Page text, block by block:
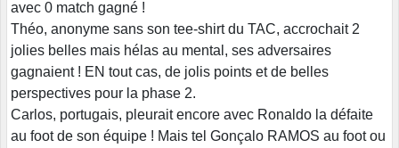
avec 0 match gagné !
Théo, anonyme sans son tee-shirt du TAC, accrochait 2
jolies belles mais hélas au mental, ses adversaires
gagnaient ! EN tout cas, de jolis points et de belles
perspectives pour la phase 2.
Carlos, portugais, pleurait encore avec Ronaldo la défaite
au foot de son équipe ! Mais tel Gonçalo RAMOS au foot ou